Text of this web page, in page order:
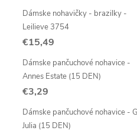
Dámske nohavičky - brazilky -
Leilieve 3754
€15,49
Dámske pančuchové nohavice -
Annes Estate (15 DEN)
€3,29
Dámske pančuchové nohavice -
Julia (15 DEN)